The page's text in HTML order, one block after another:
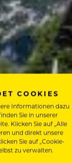
COOKIES
Informationen dazu
Sie in unserer
Klicken Sie auf „Alle
und direkt unsere
Sie auf „Cookie-
zu verwalten.